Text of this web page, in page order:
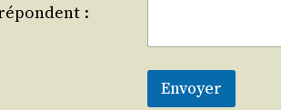
:
Envoyer